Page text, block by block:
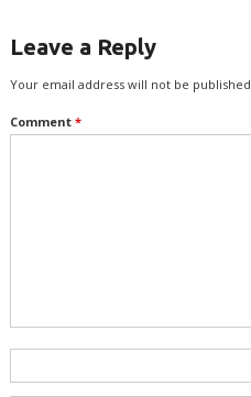
Leave a Reply
Your email address will not be published.
Comment *